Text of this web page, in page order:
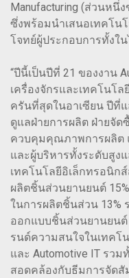
Manufacturing (ส่วนหนึ่
ซึ่งพร้อมนำเสนอเทคโน
โจทย์ผู้ประกอบการทั้งใ
“ปีนี้เป็นปีที่ 21 ของงาน
เครื่องจักรและเทคโนโ
ครันที่สุดในอาเซียน ปีที่
ดูแลฝ่ายการผลิต ฝ่ายจั
ควบคุมคุณภาพการผลิต
และผู้บริหารทั้งระดับสูง
เทคโนโลยีอิเล็กทรอนิก
ผลิตชิ้นส่วนยานยนต์
ในการผลิตชิ้นส่วน 13%
ออกแบบชิ้นส่วนยานยนต์
รนด์ความสนใจในเทคโ
และ Automotive IT รวม
สอดคล้องกับธีมการจัดสั